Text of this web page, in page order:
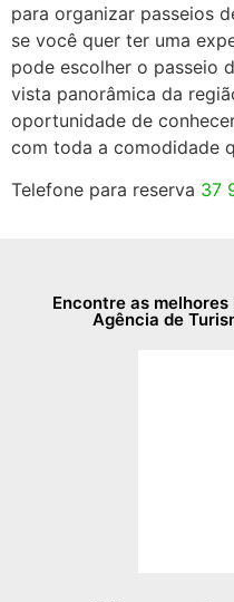
para organizar passeios
se você quer ter uma
pode escolher o passeio
vista panorâmica da
oportunidade de
com toda a comodidade
Telefone para reserva 37
Encontre as
Agência de